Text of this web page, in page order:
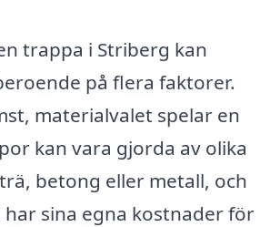
trappa i Striberg kan
på flera faktorer.
materialvalet spelar en
kan vara gjorda av olika
betong eller metall, och
sina egna kostnader för